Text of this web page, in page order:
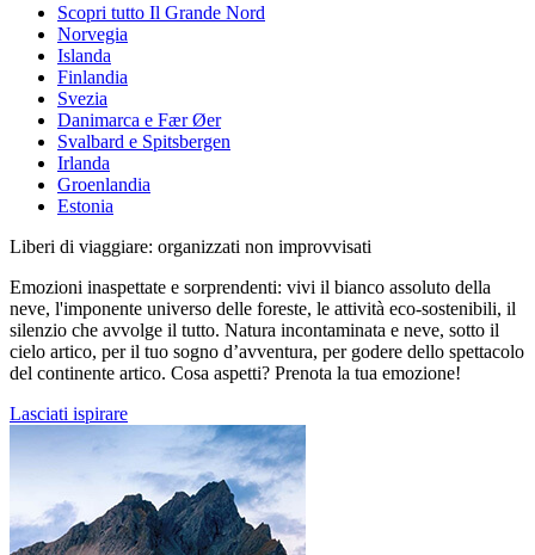
Scopri tutto Il Grande Nord
Norvegia
Islanda
Finlandia
Svezia
Danimarca e Fær Øer
Svalbard e Spitsbergen
Irlanda
Groenlandia
Estonia
Liberi di viaggiare: organizzati non improvvisati
Emozioni inaspettate e sorprendenti: vivi il bianco assoluto della
neve, l'imponente universo delle foreste, le attività eco-sostenibili, il
silenzio che avvolge il tutto. Natura incontaminata e neve, sotto il
cielo artico, per il tuo sogno d’avventura, per godere dello spettacolo
del continente artico. Cosa aspetti? Prenota la tua emozione!
Lasciati ispirare